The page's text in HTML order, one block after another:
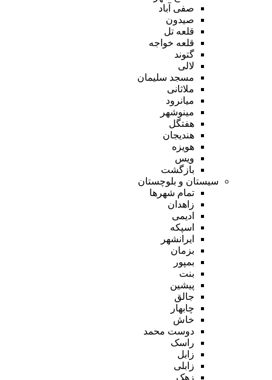
صفی آباد
صیدون
قلعه تل
قلعه خواجه
گتوند
لالی
مسجد سلیمان
ملاثانی
میانرود
مینوشهر
هفتگل
هندیجان
هویزه
ویس
بازگشت
سیستان و بلوچستان
تمام شهر‌ها
زاهدان
ادیمی
اسپکه
ایرانشهر
بزمان
بمپور
بنت
پیشین
جالق
چابهار
خاش
دوست محمد
راسک
زابل
زابلی
زهک